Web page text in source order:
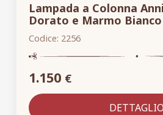
Lampada a Colonna
Dorato e Marmo Bianco
Codice: 2256
1.150 €
DETTAGLIO